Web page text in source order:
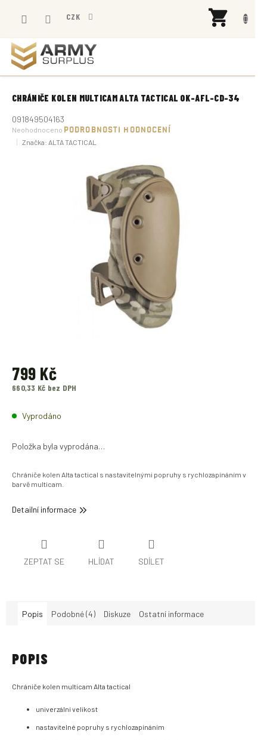
CZK
CHRÁNIČE KOLEN MULTICAM ALTA TACTICAL OK-AFL-CD-34
091849504163
Průměrné
hodnocení
produktu
Neohodnoceno PODROBNOSTI HODNOCENÍ
Značka: ALTA TACTICAL
799 Kč
660,33 Kč bez DPH
cena:Vyprodáno
Položka byla vyprodána…
Chrániče kolen Alta tactical s nastavitelnými popruhy s rychlozapínáním v
barvě multicam.
Detailní informace
ZEPTAT SE HLÍDAT SDÍLET
Popis Podobné (4) Diskuze Ostatní informace
POPIS
Chrániče kolen multicam Alta tactical
univerzální velikost
nastavitelné popruhy s rychlozapínáním